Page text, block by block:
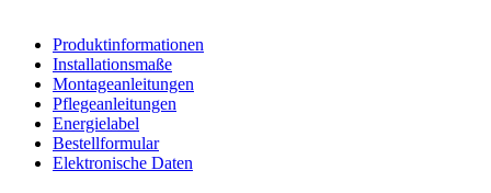
Produktinformationen
Installationsmaße
Montageanleitungen
Pflegeanleitungen
Energielabel
Bestellformular
Elektronische Daten